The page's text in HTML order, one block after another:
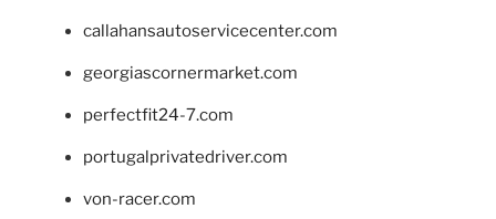
callahansautoservicecenter.com
georgiascornermarket.com
perfectfit24-7.com
portugalprivatedriver.com
von-racer.com